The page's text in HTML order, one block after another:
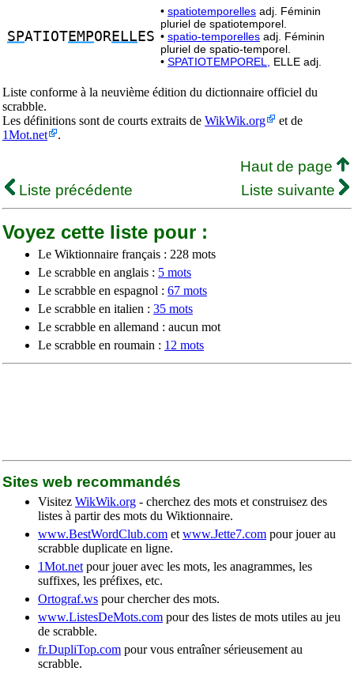
SPATIOTEMPORELL ES
• spatiotemporelles adj. Féminin
pluriel de spatiotemporel.
• spatio-temporelles adj. Féminin
pluriel de spatio-temporel.
• SPATIOTEMPOREL, ELLE adj.
Liste conforme à la neuvième édition du dictionnaire officiel du
scrabble.
Les définitions sont de courts extraits de WikWik.org
et de
1Mot.net
.
Haut de page
Liste précédente
Liste suivante
Voyez cette liste pour :
Le Wiktionnaire français : 228 mots
Le scrabble en anglais : 5 mots
Le scrabble en espagnol : 67 mots
Le scrabble en italien : 35 mots
Le scrabble en allemand : aucun mot
Le scrabble en roumain : 12 mots
Sites web recommandés
Visitez WikWik.org - cherchez des mots et construisez des
listes à partir des mots du Wiktionnaire.
www.BestWordClub.com et www.Jette7.com pour jouer au
scrabble duplicate en ligne.
1Mot.net pour jouer avec les mots, les anagrammes, les
suffixes, les préfixes, etc.
Ortograf.ws pour chercher des mots.
www.ListesDeMots.com pour des listes de mots utiles au jeu
de scrabble.
fr.DupliTop.com pour vous entraîner sérieusement au
scrabble.